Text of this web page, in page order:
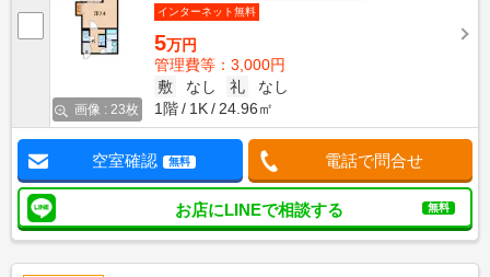
画像 : 23枚
インターネット無料
5万円
管理費等：3,000円
敷
なし 礼
なし
1階
1K 24.96㎡
空室確認 無料 電話で問合せ
お店にLINEで相談する 無料